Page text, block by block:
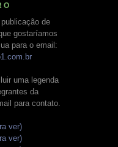
de
gostaríamos
para o email:
uma legenda
da
para contato.
ver)
ver)